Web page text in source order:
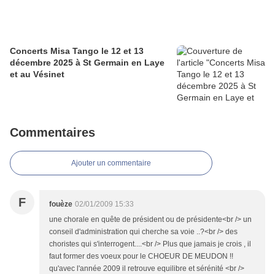
Concerts Misa Tango le 12 et 13
décembre 2025 à St Germain en Laye
et au Vésinet
Commentaires
Ajouter un commentaire
F fouèze 02/01/2009 15:33
une chorale en quête de président ou de présidente<br /> un
conseil d'administration qui cherche sa voie ..?<br /> des
choristes qui s'interrogent....<br /> Plus que jamais je crois , il
faut former des voeux pour le CHOEUR DE MEUDON !!
qu'avec l'année 2009 il retrouve equilibre et sérénité <br />